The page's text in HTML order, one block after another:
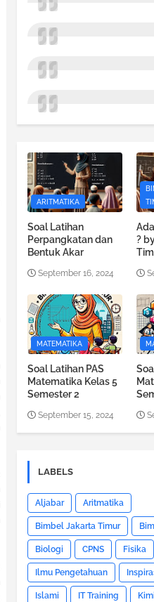
ARITMATIKA
Soal Latihan
Perpangkatan dan
Bentuk Akar
September 16, 2024
?
MATEMATIKA
Soal Latihan PAS
Matematika Kelas 5
Semester 2
September 15, 2024
LABELS
Aljabar Aritmatika
Bimbel Jakarta Timur
Biologi CPNS Fisika
Ilmu Pengetahuan
Islami IT Training